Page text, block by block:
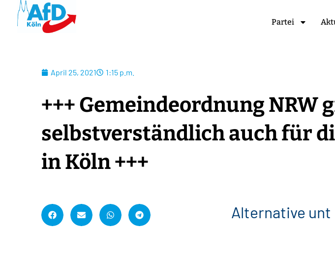
Partei
April 25, 2021 1:15 p.m.
+++ Gemeindeordnung NRW
selbstverständlich auch für
in Köln +++
ernativeunters